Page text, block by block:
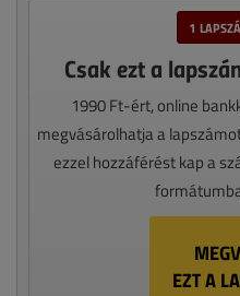
1
Csak ezt a
1990 Ft-ért, online
megvásárolhatja a
ezzel hozzáférést kap a
EZT A